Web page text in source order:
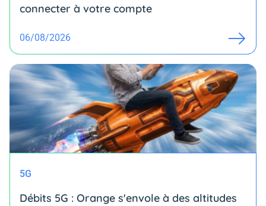
connecter à votre compte
06/08/2026
5G
Débits 5G : Orange s'envole à des altitudes